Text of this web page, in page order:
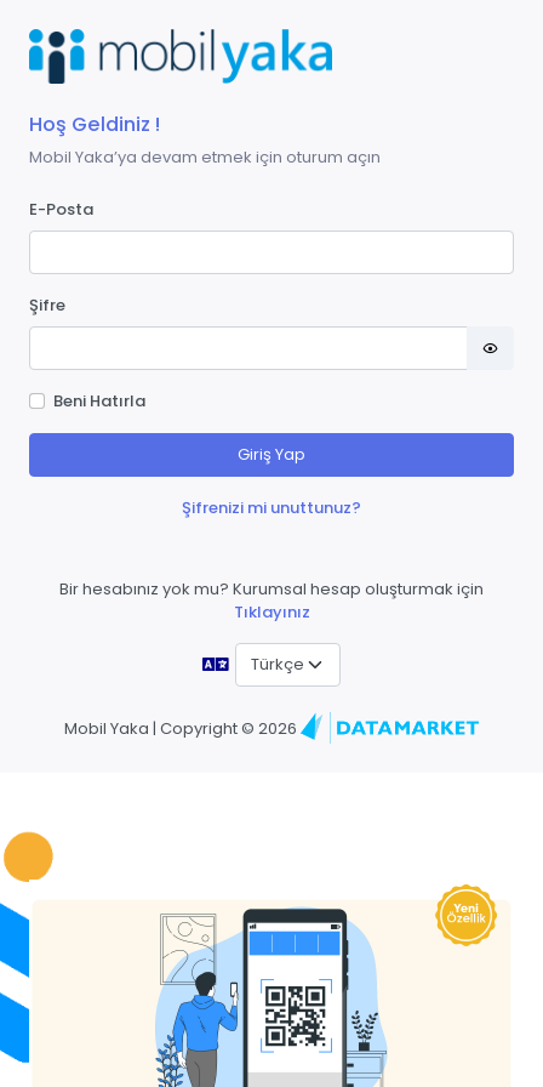
Hoş Geldiniz !
Mobil Yaka’ya devam etmek için oturum açın
E-Posta
Şifre
Beni Hatırla
Giriş Yap
Şifrenizi mi unuttunuz?
Bir hesabınız yok mu? Kurumsal hesap oluşturmak için
Tıklayınız
Mobil Yaka | Copyright © 2026